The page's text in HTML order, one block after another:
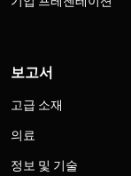
보고서
고급 소재
의료
정보 및 기술